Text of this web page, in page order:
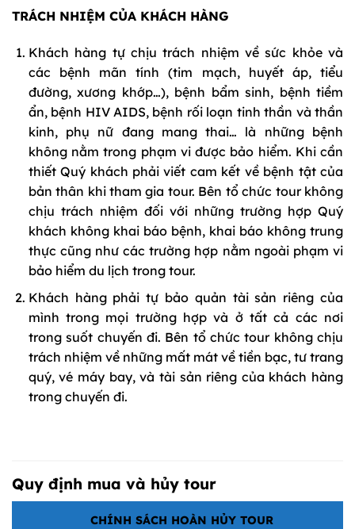
TRÁCH NHIỆM CỦA KHÁCH HÀNG
Khách hàng tự chịu trách nhiệm về sức khỏe và
các bệnh mãn tính (tim mạch, huyết áp, tiểu
đường, xương khớp…), bệnh bẩm sinh, bệnh tiềm
ẩn, bệnh HIV AIDS, bệnh rối loạn tinh thần và thần
kinh, phụ nữ đang mang thai… là những bệnh
không nằm trong phạm vi được bảo hiểm. Khi cần
thiết Quý khách phải viết cam kết về bệnh tật của
bản thân khi tham gia tour. Bên tổ chức tour không
chịu trách nhiệm đối với những trường hợp Quý
khách không khai báo bệnh, khai báo không trung
thực cũng như các trường hợp nằm ngoài phạm vi
bảo hiểm du lịch trong tour.
Khách hàng phải tự bảo quản tài sản riêng của
mình trong mọi trường hợp và ở tất cả các nơi
trong suốt chuyến đi. Bên tổ chức tour không chịu
trách nhiệm về những mất mát về tiền bạc, tư trang
quý, vé máy bay, và tài sản riêng của khách hàng
trong chuyến đi.
Quy định mua và hủy tour
CHÍNH SÁCH HOÀN HỦY TOUR